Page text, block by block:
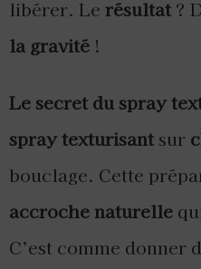
libérer. Le résultat ?
la gravité !
Le secret du spray
spray texturisantsur
bouclage. Cette
accroche naturelle
C’est comme donner